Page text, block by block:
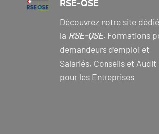
RSE-QSE
Découvrez notre site
la RSE-QSE. Formations
demandeurs d’emploi et
Salariés, Conseils et Audit
pour les Entreprises